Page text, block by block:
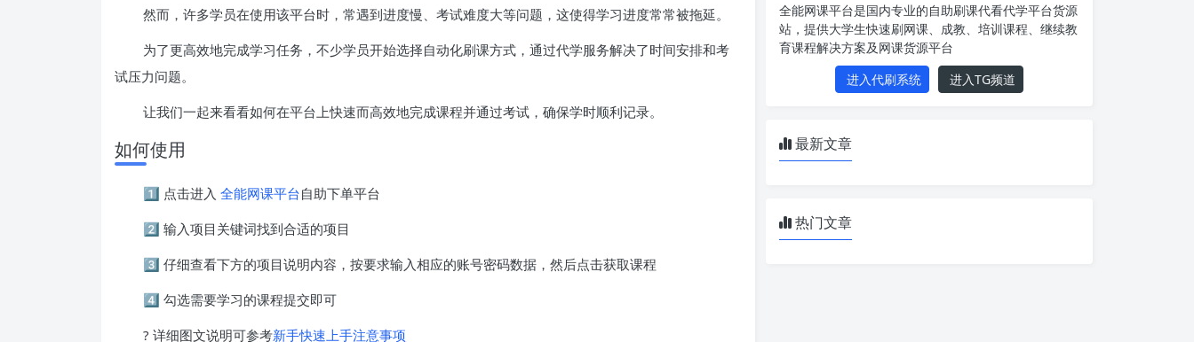
然而，许多学员在使用该平台时，常遇到进度慢、考试难度大等问题，这使得学习进度常常被拖延。
为了更高效地完成学习任务，不少学员开始选择自动化刷课方式，通过代学服务解决了时间安排和考
试压力问题。
让我们一起来看看如何在平台上快速而高效地完成课程并通过考试，确保学时顺利记录。
如何使用
1️⃣ 点击进入 全能网课平台自助下单平台
2️⃣ 输入项目关键词找到合适的项目
3️⃣ 仔细查看下方的项目说明内容，按要求输入相应的账号密码数据，然后点击获取课程
4️⃣ 勾选需要学习的课程提交即可
? 详细图文说明可参考新手快速上手注意事项
全能网课平台是国内专业的自助刷课代看代学平台货源
站，提供大学生快速刷网课、成教、培训课程、继续教
育课程解决方案及网课货源平台
进入代刷系统
进入TG频道
最新文章
热门文章